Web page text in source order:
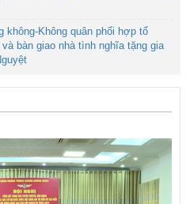
không-Không quân phối hợp tổ
bàn giao nhà tình nghĩa tặng gia